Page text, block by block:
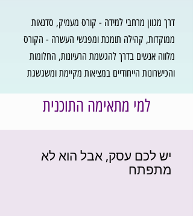
דרך מגוון מרחבי למידה - קורס מעמיק, סדנאות
ממוקדות, קהילה תומכת ומפגשי העשרה - הקורס
מלווה אנשים בדרך להגשמת הרעיונות, החלומות
והכישרונות הייחודיים במציאות מקיימת ומשגשגת
למי מתאימה התוכנית
יש לכם עסק, אבל הוא לא
מתפתח